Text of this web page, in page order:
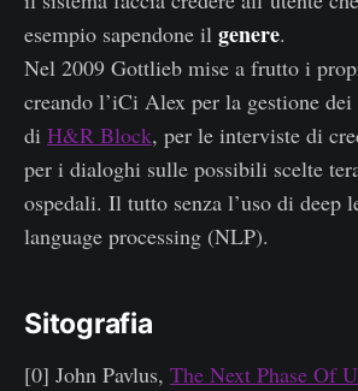
esempio sapendone il genere.
Nel 2009 Gottlieb mise a frutto i
creando l’iCi Alex per la gestione
di H&R Block, per le interviste di
per i dialoghi sulle possibili scelte
ospedali. Il tutto senza l’uso di deep
language processing (NLP).
Sitografia
[0] John Pavlus, The Next Phase Of